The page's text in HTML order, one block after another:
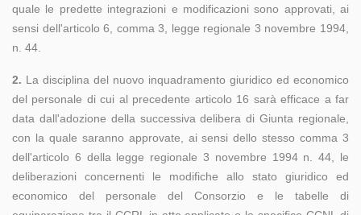
quale le predette integrazioni e modificazioni sono approvati, ai
sensi dell'articolo 6, comma 3, legge regionale 3 novembre 1994,
n. 44.
2. La disciplina del nuovo inquadramento giuridico ed economico
del personale di cui al precedente articolo 16 sarà efficace a far
data dall'adozione della successiva delibera di Giunta regionale,
con la quale saranno approvate, ai sensi dello stesso comma 3
dell'articolo 6 della legge regionale 3 novembre 1994 n. 44, le
deliberazioni concernenti le modifiche allo stato giuridico ed
economico del personale del Consorzio e le tabelle di